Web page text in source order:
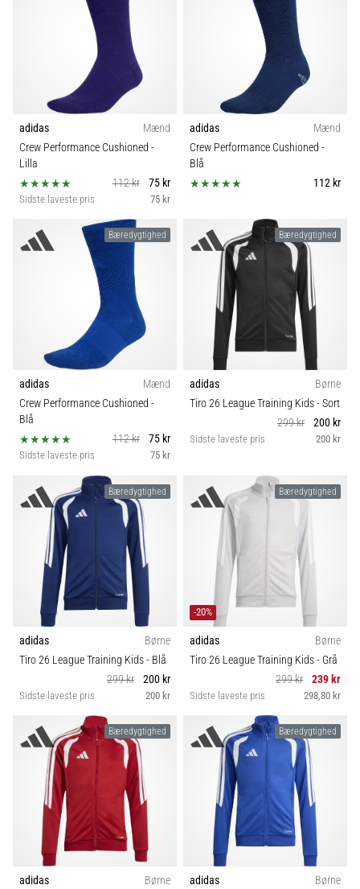
adidas
Mænd
Crew Performance Cushioned -
Lilla
112 kr
75 kr
Sidste laveste pris 75 kr
adidas
Mænd
Crew Performance Cushioned -
Blå
112 kr
Bæredygtighed
adidas
Mænd
Crew Performance Cushioned -
Blå
112 kr
75 kr
Sidste laveste pris 75 kr
Bæredygtighed
adidas
Børne
Tiro 26 League Training Kids- Sort
299 kr
200 kr
Sidste laveste pris 200 kr
Bæredygtighed
adidas
Børne
Tiro 26 League Training Kids- Blå
299 kr
200 kr
Sidste laveste pris 200 kr
Bæredygtighed
-20%
adidas
Børne
Tiro 26 League Training Kids- Grå
299 kr
239 kr
Sidste laveste pris 298,80 kr
Bæredygtighed
adidas Børne
Bæredygtighed
adidas Børne